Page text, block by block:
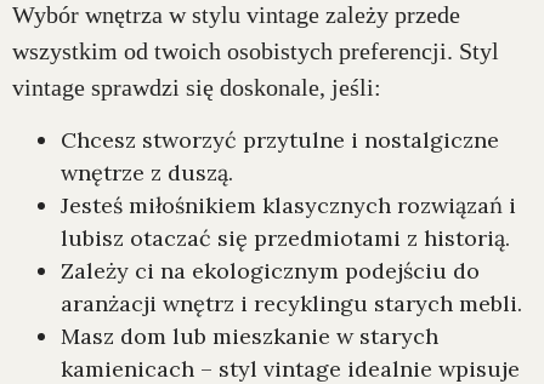
Wybór wnętrza w stylu vintage zależy przede
wszystkim od twoich osobistych preferencji. Styl
vintage sprawdzi się doskonale, jeśli:
Chcesz stworzyć przytulne i nostalgiczne
wnętrze z duszą.
Jesteś miłośnikiem klasycznych rozwiązań i
lubisz otaczać się przedmiotami z historią.
Zależy ci na ekologicznym podejściu do
aranżacji wnętrz i recyklingu starych mebli.
Masz dom lub mieszkanie w starych
kamienicach – styl vintage idealnie wpisuje